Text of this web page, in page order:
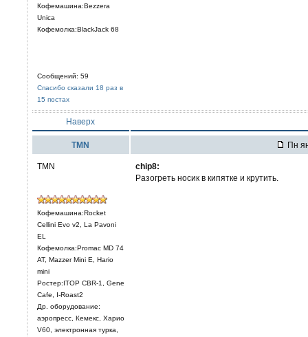
Кофемашина:Bezzera
Unica
Кофемолка:BlackJack 68
Сообщений: 59
Спасибо сказали 18 раз в
15 постах
Наверх
TMN Пн
TMN
Кофемашина:Rocket
Cellini Evo v2, La Pavoni
EL
Кофемолка:Promac MD 74
AT, Mazzer Mini E, Hario
mini
Ростер:ITOP CBR-1, Gene
Cafe, I-Roast2
Др. оборудование:
аэропресс, Кемекс, Харио
V60, электронная турка,
chip8:
Разогреть носик в кипятке и крутить.